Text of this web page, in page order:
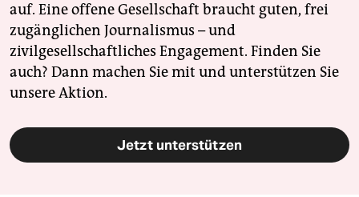
auf. Eine offene Gesellschaft braucht guten, frei
zugänglichen Journalismus – und
zivilgesellschaftliches Engagement. Finden Sie
auch? Dann machen Sie mit und unterstützen Sie
unsere Aktion.
Jetzt unterstützen